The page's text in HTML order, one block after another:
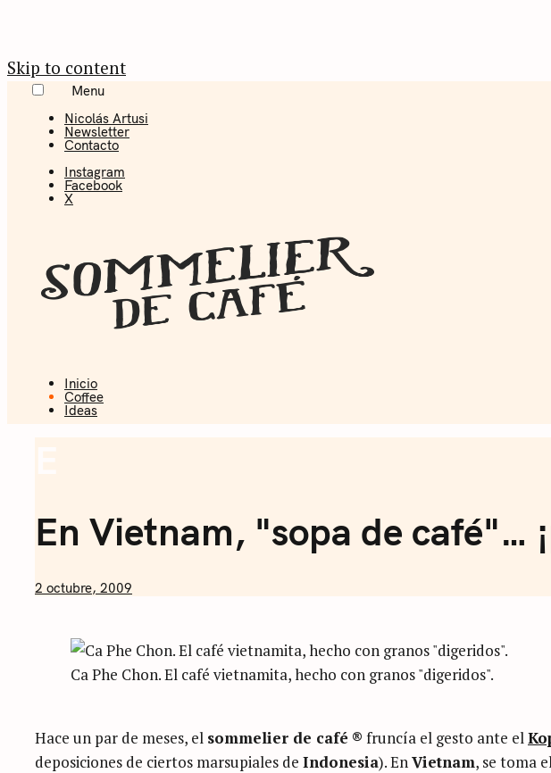
Skip to content
Menu
Nicolás Artusi
Newsletter
Contacto
Instagram
Facebook
X
Coffee + Ideas
Inicio
Coffee
Ideas
En Vietnam, "sopa de café"…
by
2 octubre, 2009
Ca Phe Chon. El café vietnamita, hecho con granos "digeridos".
Hace un par de meses, el sommelier de café ® fruncía el gesto ante el
deposiciones de ciertos marsupiales de Indonesia). En Vietnam, se toma el